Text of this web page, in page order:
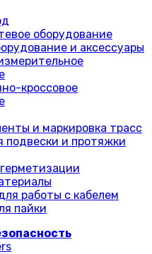
оборудование
и аксессуары
кроссовое
и маркировка трасс
подвески и протяжки
работы с кабелем
пайки